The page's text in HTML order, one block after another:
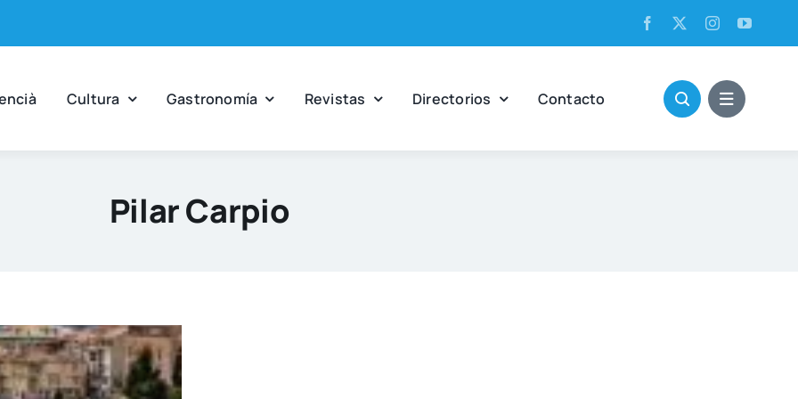
Cul­tu­ra Gas­tro­no­mía Revis­tas Direc­to­rios Con­tac­to
Pilar Carpio